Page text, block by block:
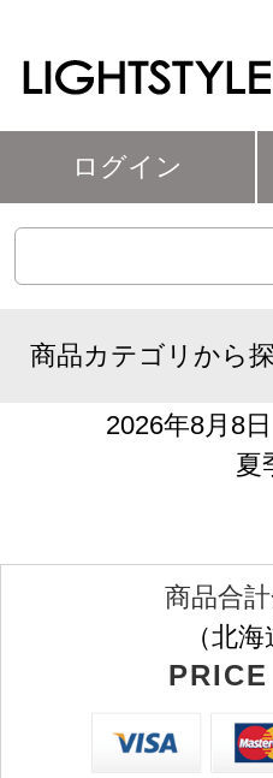
ログイン
商品カテゴリから
2026年8月8
夏
商品合
（北